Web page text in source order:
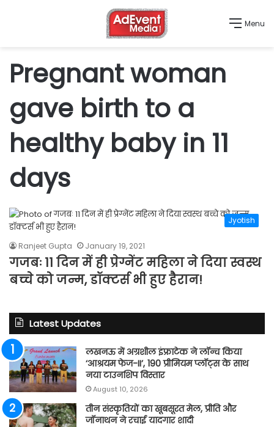
Menu
Pregnant woman
gave birth to a
healthy baby in 11
days
Jyotish
Ranjeet Gupta January 19, 2021
गजबः 11 दिन में ही प्रेग्नेंट महिला ने दिया स्वस्थ
बच्चे को जन्म, डॉक्टर्स भी हुए हैरान!
Latest Updates
लखनऊ में अग्रशील इंफ्राटेक ने लॉन्च किया
‘आश्रयम फेज-II’, 190 प्रीमियम प्लॉट्स के साथ
नया टाउनशिप विस्तार
August 10, 2026
तीन संस्कृतियों का खूबसूरत मेल, प्रीति और
जॉनाथन ने रचाई यादगार शादी